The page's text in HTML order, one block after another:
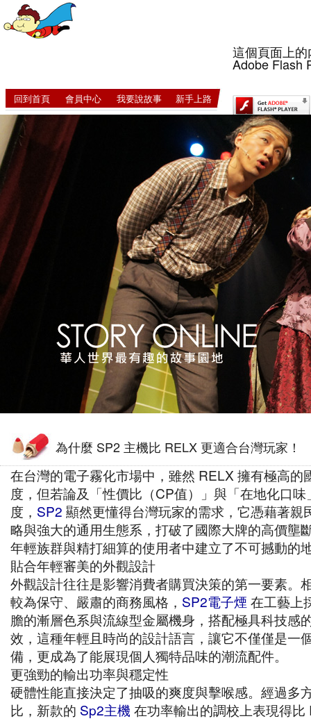
這個頁面上
Adobe Flash
回到首頁 會員中心 我要說故事 新手上路
為什麼 SP2 主機比 RELX 更適合台灣玩家！
在台灣的電子霧化市場中，雖然 RELX 擁有極高的
度，但若論及「性價比（CP值）」與「在地化口味
度， SP2 顯然更懂得台灣玩家的需求，它憑藉著親
略與強大的通用生態系，打破了國際大牌的高價壟
年輕族群與精打細算的使用者中建立了不可撼動的
貼合年輕審美的外觀設計
外觀設計往往是影響消費者購買決策的第一要素。
較為保守、嚴肅的商務風格， SP2電子煙 在工藝上
膽的漸層色系與流線型金屬機身，搭配極具科技感
效，這種年輕且時尚的設計語言，讓它不僅僅是一
備，更成為了能展現個人獨特品味的潮流配件。
更強勁的輸出功率與穩定性
硬體性能直接決定了抽吸的爽度與擊喉感。經過多
比，新款的 Sp2主機 在功率輸出的調校上表現得比